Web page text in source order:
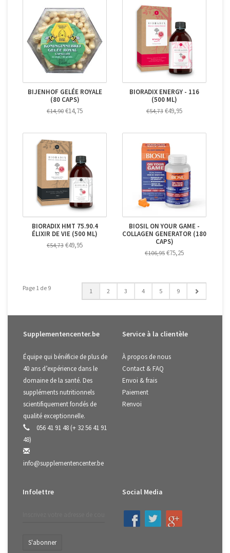
BIJENHOF GELÉE ROYALE
(80 CAPS)
€14,90 €14,75
BIORADIX ENERGY - 116
(500 ML)
€54,73 €49,95
BIORADIX HMT 75.90.4
ÉLIXIR DE VIE (500 ML)
€54,73 €49,95
BIOSIL ON YOUR GAME -
COLLAGEN GENERATOR (180
CAPS)
€106,95 €75,25
Page 1 de 9 1 2 3 4 5 9
Supplementencenter.be
Équipe qui bénéficie de plus de
40 ans d’expérience dans le
domaine de la santé. Des
suppléments nutritionnels
scientifiquement fondés de
qualité exceptionnelle.
056 41 91 48 (+ 32 56 41 91
48)
info@supplementencenter.be
Service à la clientèle
À propos de nous
Contact & FAQ
Envoi & frais
Paiement
Renvoi
Infolettre
S'abonner
Social Media